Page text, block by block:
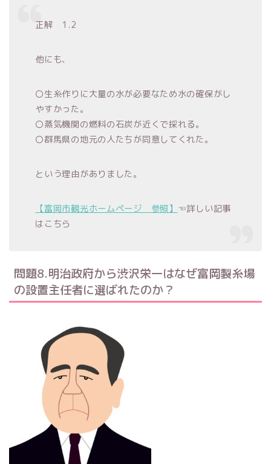
正解 1.2
他にも、
〇生糸作りに大量の水が必要なため水の確保がし
やすかった。
〇蒸気機関の燃料の石炭が近くで採れる。
〇群馬県の地元の人たちが同意してくれた。
という理由がありました。
【富岡市観光ホームページ 参照】 ☜詳しい記事
はこちら
問題8.明治政府から渋沢栄一はなぜ富岡製糸場
の設置主任者に選ばれたのか？